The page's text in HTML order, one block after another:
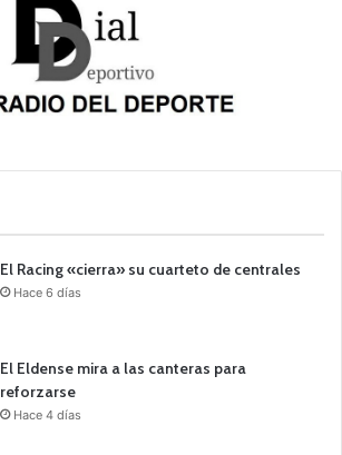
El Racing «cierra» su cuarteto de centrales
Hace 6 días
El Eldense mira a las canteras para
reforzarse
Hace 4 días